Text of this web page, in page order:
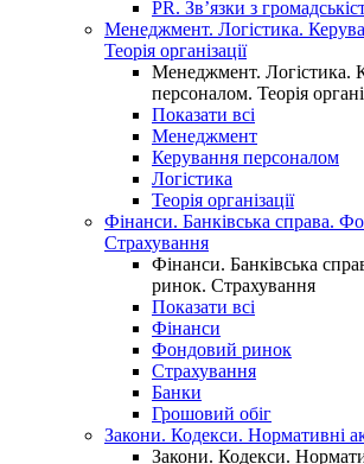
PR. Зв’язки з
Менеджмент. Логістика.
Теорія організації
Менеджмент. Логістика.
персоналом. Теорія
Показати всі
Менеджмент
Керування персоналом
Логістика
Теорія організації
Фінанси. Банківська справа.
Страхування
Фінанси. Банківська
ринок. Страхування
Показати всі
Фінанси
Фондовий ринок
Страхування
Банки
Грошовий обіг
Закони. Кодекси. Нормативні
Закони. Кодекси.